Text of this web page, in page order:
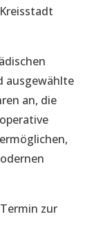
ausgewählte
an, die
zur